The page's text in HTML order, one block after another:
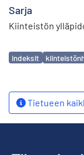
Sarja
Kiinteistön
Avainsanat
indeksit
Tietueen